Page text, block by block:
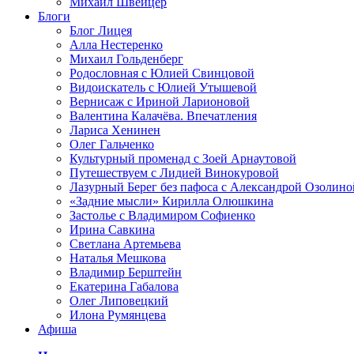
Блоги
Блог Лицея
Алла Нестеренко
Михаил Гольденберг
Родословная с Юлией Свинцовой
Видоискатель с Юлией Утышевой
Вернисаж с Ириной Ларионовой
Валентина Калачёва. Впечатления
Лариса Хенинен
Олег Гальченко
Культурный променад с Зоей Арнаутовой
Путешествуем с Лидией Винокуровой
Лазурный Берег без пафоса с Александрой
«Задние мысли» Кирилла Олюшкина
Застолье с Владимиром Софиенко
Ирина Савкина
Светлана Артемьева
Наталья Мешкова
Владимир Берштейн
Екатерина Габалова
Олег Липовецкий
Илона Румянцева
Афиша